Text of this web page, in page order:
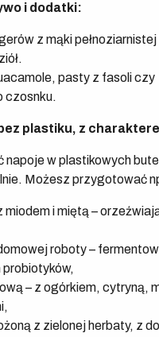
i dodatki:
z mąki pełnoziarnistej
pasty z fasoli czy
czosnku.
plastiku, z
napoje w plastikowych
Możesz przygotować
miodem i miętą –
roboty –
probiotyków,
– z ogórkiem, cytryną,
z zielonej herbaty, z